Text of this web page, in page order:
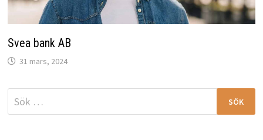
Svea bank AB
31 mars, 2024
Sök
efter: